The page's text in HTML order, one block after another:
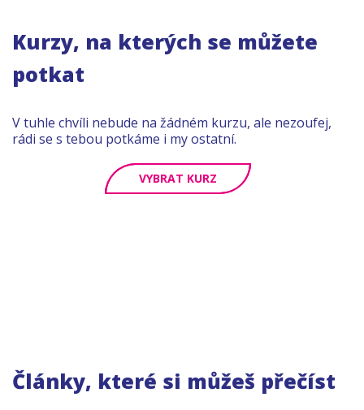
Kurzy, na kterých se můžete
potkat
V tuhle chvíli nebude na žádném kurzu, ale nezoufej,
rádi se s tebou potkáme i my ostatní.
VYBRAT KURZ
Články, které si můžeš přečíst